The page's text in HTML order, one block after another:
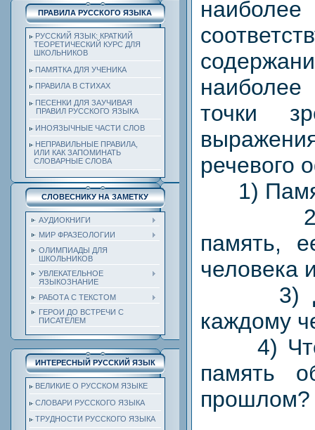
ПРАВИЛА РУССКОГО ЯЗЫКА
РУССКИЙ ЯЗЫК: КРАТКИЙ
ТЕОРЕТИЧЕСКИЙ КУРС ДЛЯ
ШКОЛЬНИКОВ
ПАМЯТКА ДЛЯ УЧЕНИКА
ПРАВИЛА В СТИХАХ
ПЕСЕНКИ ДЛЯ ЗАУЧИВАЯ
ПРАВИЛ РУССКОГО ЯЗЫКА
ИНОЯЗЫЧНЫЕ ЧАСТИ СЛОВ
НЕПРАВИЛЬНЫЕ ПРАВИЛА,
ИЛИ КАК ЗАПОМИНАТЬ
СЛОВАРНЫЕ СЛОВА
СЛОВЕСНИКУ НА ЗАМЕТКУ
АУДИОКНИГИ
МИР ФРАЗЕОЛОГИИ
ОЛИМПИАДЫ ДЛЯ
ШКОЛЬНИКОВ
УВЛЕКАТЕЛЬНОЕ
ЯЗЫКОЗНАНИЕ
РАБОТА С ТЕКСТОМ
ГЕРОИ ДО ВСТРЕЧИ С
ПИСАТЕЛЕМ
ИНТЕРЕСНЫЙ РУССКИЙ ЯЗЫК
ВЕЛИКИЕ О РУССКОМ ЯЗЫКЕ
СЛОВАРИ РУССКОГО ЯЗЫКА
ТРУДНОСТИ РУССКОГО ЯЗЫКА
наиболее
точки
речевого
1)
2)
память,
человека
3) Для
каждому
4) Что
память
прошлом?